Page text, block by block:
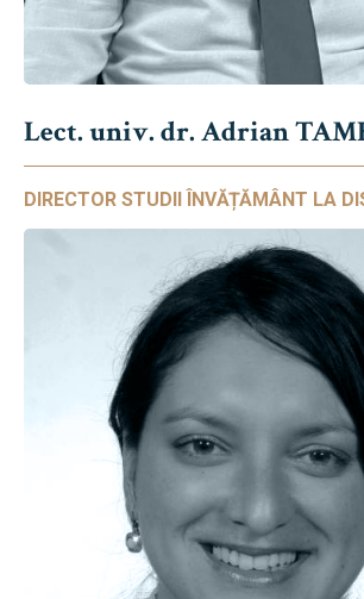
Lect. univ. dr. Adrian
DIRECTOR STUDII ÎNVĂȚĂMÂNT LA